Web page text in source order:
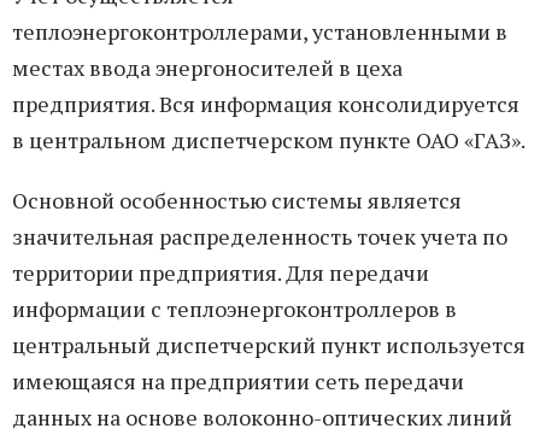
теплоэнергоконтроллерами, установленными в
местах ввода энергоносителей в цеха
предприятия. Вся информация консолидируется
в центральном диспетчерском пункте ОАО «ГАЗ».
Основной особенностью системы является
значительная распределенность точек учета по
территории предприятия. Для передачи
информации с теплоэнергоконтроллеров в
центральный диспетчерский пункт используется
имеющаяся на предприятии сеть передачи
данных на основе волоконно-оптических линий